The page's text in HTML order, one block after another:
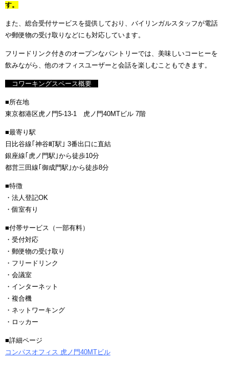
す。
また、総合受付サービスを提供しており、バイリンガルスタッフが電話
や郵便物の受け取りなどにも対応しています。
フリードリンク付きのオープンなパントリーでは、美味しいコーヒーを
飲みながら、他のオフィスユーザーと会話を楽しむこともできます。
コワーキングスペース概要
■所在地
東京都港区虎ノ門5-13-1 虎ノ門40MTビル 7階
■最寄り駅
日比谷線｢神谷町駅｣ 3番出口に直結
銀座線｢虎ノ門駅｣から徒歩10分
都営三田線｢御成門駅｣から徒歩8分
■特徴
・法人登記OK
・個室有り
■付帯サービス（一部有料）
・受付対応
・郵便物の受け取り
・フリードリンク
・会議室
・インターネット
・複合機
・ネットワーキング
・ロッカー
■詳細ページ
コンパスオフィス 虎ノ門40MTビル